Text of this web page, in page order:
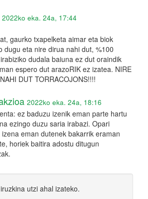
2022ko eka. 24a, 17:44
gaurko txapelketa aimar eta biok
dugu eta nire dirua nahi dut, %100
dudala baiuna ez dut oraindik
espero dut arazoRIK ez izatea. NIRE
DUT TORRACOJONS!!!!
2022ko eka. 24a, 18:16
ez baduzu izenik eman parte hartu
ezingo duzu saria irabazi. Opari
eman dutenek bakarrik eraman
horiek baitira adostu ditugun
iruzkina utzi ahal izateko.